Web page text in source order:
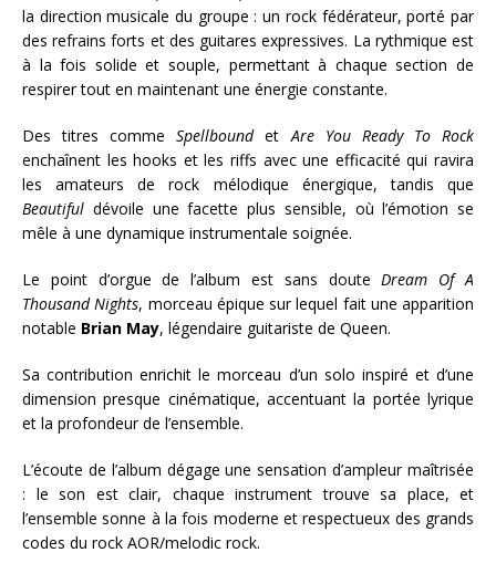
la direction musicale du groupe : un rock fédérateur, porté par
des refrains forts et des guitares expressives. La rythmique est
à la fois solide et souple, permettant à chaque section de
respirer tout en maintenant une énergie constante.
Des titres commeSpellboundetAre You Ready To Rock
enchaînent les hooks et les riffs avec une efficacité qui ravira
les amateurs de rock mélodique énergique, tandis que
Beautiful dévoile une facette plus sensible, où l’émotion se
mêle à une dynamique instrumentale soignée.
Le point d’orgue de l’album est sans douteDream Of A
Thousand Nights, morceau épique sur lequel fait une apparition
notable Brian May, légendaire guitariste de Queen.
Sa contribution enrichit le morceau d’un solo inspiré et d’une
dimension presque cinématique, accentuant la portée lyrique
et la profondeur de l’ensemble.
L’écoute de l’album dégage une sensation d’ampleur maîtrisée
: le son est clair, chaque instrument trouve sa place, et
l’ensemble sonne à la fois moderne et respectueux des grands
codes du rock AOR/melodic rock.